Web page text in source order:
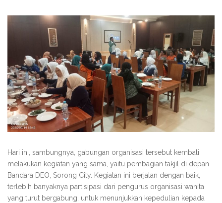
Hari ini, sambungnya, gabungan organisasi tersebut kembali
melakukan kegiatan yang sama, yaitu pembagian takjil di depan
Bandara DEO, Sorong City. Kegiatan ini berjalan dengan baik,
terlebih banyaknya partisipasi dari pengurus organisasi wanita
yang turut bergabung, untuk menunjukkan kepedulian kepada